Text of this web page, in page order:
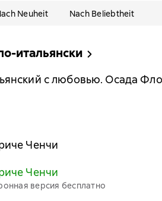
Neuheit Nach Beliebtheit
итальянски
с любовью. Осада
Ченчи
Ченчи
версия бесплатно